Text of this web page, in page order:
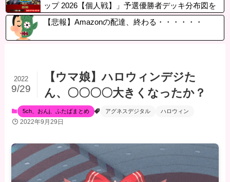
ップ 2026【個人戦】」予選優勝者デッキ分布図を
公開！
【悲報】Amazonの配達、終わる・・・・・・
【ウマ娘】ハロウィンデジた
ん、〇〇〇〇大きくなったか？
2022
9/29
5ch、おんj、ふたばまとめ アグネスデジタル ハロウィン
2022年9月29日